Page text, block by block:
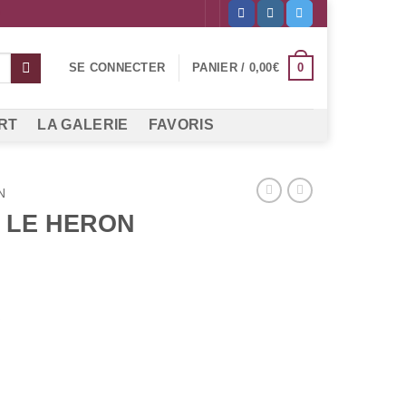
SE CONNECTER PANIER / 0,00€ 0
LA GALERIE FAVORIS
HERON